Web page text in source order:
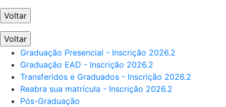
Voltar
Voltar
Graduação Presencial - Inscrição 2026.2
Graduação EAD - Inscrição 2026.2
Transferidos e Graduados - Inscrição 2026.2
Reabra sua matrícula - Inscrição 2026.2
Pós-Graduação